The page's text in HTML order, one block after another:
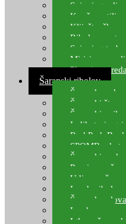
Spinning
Kopče,
Kliješta, škare
Ribolov pastrve
Spinning torbe
Mirisi za
Plovci za
Šaranski ribolov
Šaranske role
Šaranski
Šaranski
Indikatori
Rod Pod,
SPOMB
Šaranski
Pernice za
Udice za
Izrada
Šaranska olova
Leadcore
Igle za